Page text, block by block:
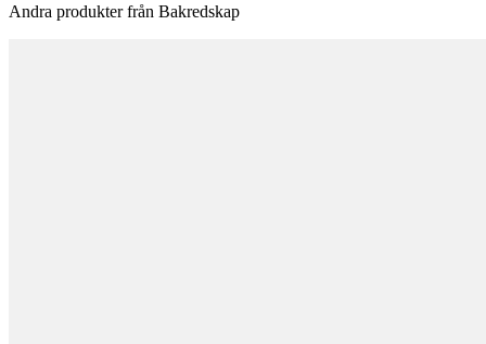
Andra produkter från Bakredskap